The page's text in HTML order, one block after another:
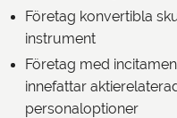
Företag konvertibla
instrument
Företag med
innefattar
personaloptioner